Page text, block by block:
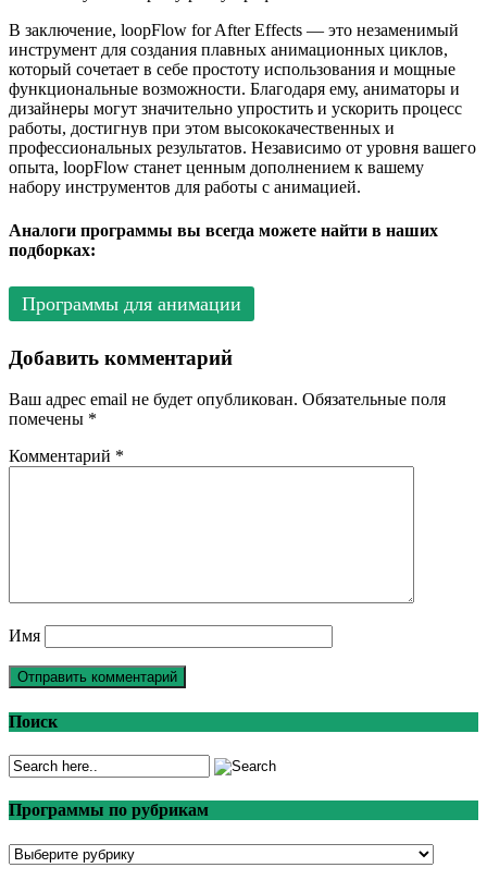
В заключение, loopFlow for After Effects — это незаменимый
инструмент для создания плавных анимационных циклов,
который сочетает в себе простоту использования и мощные
функциональные возможности. Благодаря ему, аниматоры и
дизайнеры могут значительно упростить и ускорить процесс
работы, достигнув при этом высококачественных и
профессиональных результатов. Независимо от уровня вашего
опыта, loopFlow станет ценным дополнением к вашему
набору инструментов для работы с анимацией.
Аналоги программы вы всегда можете найти в наших
подборках:
Программы для анимации
Добавить комментарий
Ваш адрес email не будет опубликован. Обязательные поля
помечены *
Комментарий *
Имя
Поиск
Программы по рубрикам
Программы